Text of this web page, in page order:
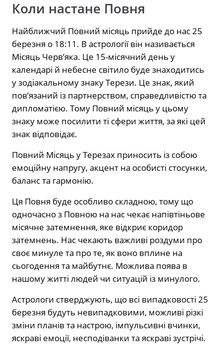
Коли настане Повня
Найближчий Повний місяць прийде до нас 25
березня о 18:11. В астрології він називається
Місяць Черв’яка. Це 15-місячний день у
календарі й небесне світило буде знаходитись
у зодіакальному знаку Терези. Це знак, який
пов’язаний із партнерством, справедливістю та
дипломатією. Тому Повний місяць у цьому
знаку може посилити ті сфери життя, за які цей
знак відповідає.
Повний Місяць у Терезах приносить із собою
емоційну напругу, акцент на особисті стосунки,
баланс та гармонію.
Ця Повня буде особливо складною, тому що
одночасно з Повною на нас чекає напівтіньове
місячне затемнення, яке відкриє коридор
затемнень. Нас чекають важливі роздуми про
своє минуле та про те, як воно вплине на
сьогодення та майбутнє. Можлива поява в
нашому житті людей чи ситуацій із минулого.
Астрологи стверджують, що всі випадковості 25
березня будуть невипадковими, можливі різкі
зміни планів та настрою, імпульсивні вчинки,
яскраві емоції, несподіванки та яскраві зустрічі.